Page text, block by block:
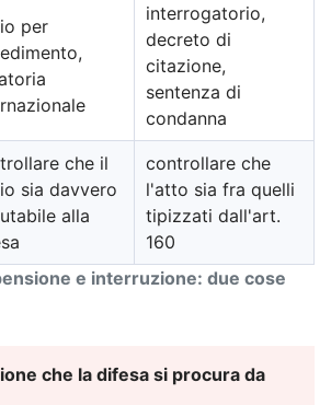
e interruzione: due cose
per
interrogatorio,
decreto di
citazione,
sentenza di
condanna
che il
sia davvero
alla
controllare che
l'atto sia fra quelli
tipizzati dall'art.
160
che la difesa si procura da